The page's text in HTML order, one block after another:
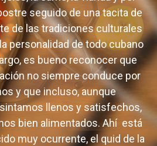
seguido de una tacita de
de las tradiciones culturales
personalidad de todo cubano
es bueno reconocer que
no siempre conduce por
y que incluso, aunque
llenos y satisfechos,
bien alimentados. Ahí está
muy ocurrente, el quid de la